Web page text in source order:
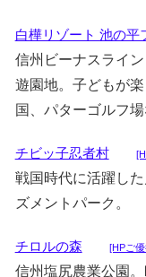
白樺リゾート 池の平
信州ビーナスライ
遊園地。子どもが
国、パターゴルフ場
チビッ子忍者村
戦国時代に活躍し
ズメントパーク。
チロルの森 [HPご
信州塩尻農業公園